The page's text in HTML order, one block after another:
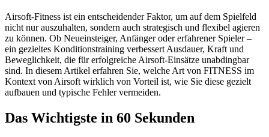
Airsoft-Fitness ist ein entscheidender Faktor, um auf dem Spielfeld
nicht nur auszuhalten, sondern auch strategisch und flexibel agieren
zu können. Ob Neueinsteiger, Anfänger oder erfahrener Spieler –
ein gezieltes Konditionstraining verbessert Ausdauer, Kraft und
Beweglichkeit, die für erfolgreiche Airsoft-Einsätze unabdingbar
sind. In diesem Artikel erfahren Sie, welche Art von FITNESS im
Kontext von Airsoft wirklich von Vorteil ist, wie Sie diese gezielt
aufbauen und typische Fehler vermeiden.
Das Wichtigste in 60 Sekunden